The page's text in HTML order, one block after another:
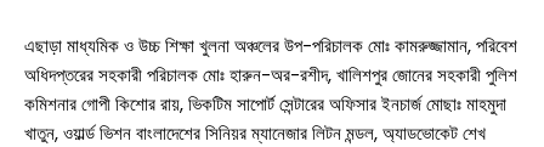
দেবহাটা তালা
কালিগঞ্জ
এছাড়া মাধ্যমিক ও উচ্চ শিক্ষা খুলনা অঞ্চলের উপ-পরিচালক মোঃ কামরুজ্জামান, পরিবেশ
অধিদপ্তরের সহকারী পরিচালক মোঃ হারুন-অর-রশীদ, খালিশপুর জোনের সহকারী পুলিশ
কমিশনার গোপী কিশোর রায়, ভিকটিম সাপোর্ট সেন্টারের অফিসার ইনচার্জ মোছাঃ মাহমুদা
খাতুন, ওয়ার্ল্ড ভিশন বাংলাদেশের সিনিয়র ম্যানেজার লিটন মন্ডল, অ্যাডভোকেট শেখ